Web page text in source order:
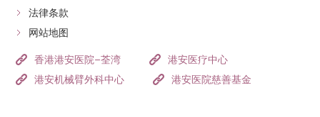
法律条款
网站地图
香港港安医院–荃湾
港安医疗中心
港安机械臂外科中心
港安医院慈善基金